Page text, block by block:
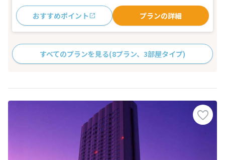
おすすめポイント プランの詳細
すべてのプランを見る(8プラン、3部屋タイプ)